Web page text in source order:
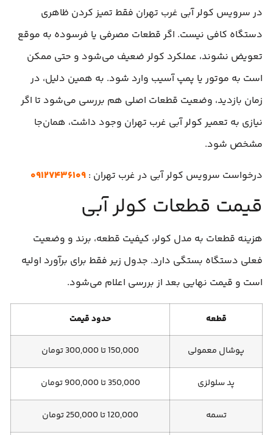
در سرویس کولر آبی غرب تهران فقط تمیز کردن ظاهری
دستگاه کافی نیست. اگر قطعات مصرفی یا فرسوده به موقع
تعویض نشوند، عملکرد کولر ضعیف می‌شود و حتی ممکن
است به موتور یا پمپ آسیب وارد شود. به همین دلیل، در
زمان بازدید، وضعیت قطعات اصلی هم بررسی می‌شود تا اگر
نیازی به تعمیر کولر آبی غرب تهران وجود داشت، همان‌جا
مشخص شود.
درخواست سرویس کولر آبی در غرب تهران : ۰۹۱۲۷۴۳۶۱۰۹
قیمت قطعات کولر آبی
هزینه قطعات به مدل کولر، کیفیت قطعه، برند و وضعیت
فعلی دستگاه بستگی دارد. جدول زیر فقط برای برآورد اولیه
است و قیمت نهایی بعد از بررسی اعلام می‌شود.
قطعه حدود قیمت
پوشال معمولی 150,000 تا 300,000 تومان
پد سلولزی 350,000 تا 900,000 تومان
تسمه 120,000 تا 250,000 تومان